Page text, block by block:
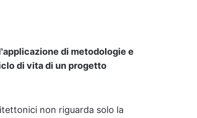
di metodologie e
di vita di un progetto
non riguarda solo la